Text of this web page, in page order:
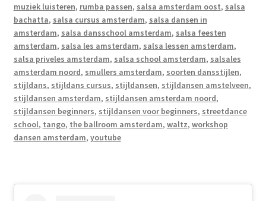
muziek luisteren, rumba passen, salsa amsterdam oost, salsa
bachatta, salsa cursus amsterdam, salsa dansen in
amsterdam, salsa dansschool amsterdam, salsa feesten
amsterdam, salsa les amsterdam, salsa lessen amsterdam,
salsa priveles amsterdam, salsa school amsterdam, salsales
amsterdam noord, smullers amsterdam, soorten dansstijlen,
stijldans, stijldans cursus, stijldansen, stijldansen amstelveen,
stijldansen amsterdam, stijldansen amsterdam noord,
stijldansen beginners, stijldansen voor beginners, streetdance
school, tango, the ballroom amsterdam, waltz, workshop
dansen amsterdam, youtube